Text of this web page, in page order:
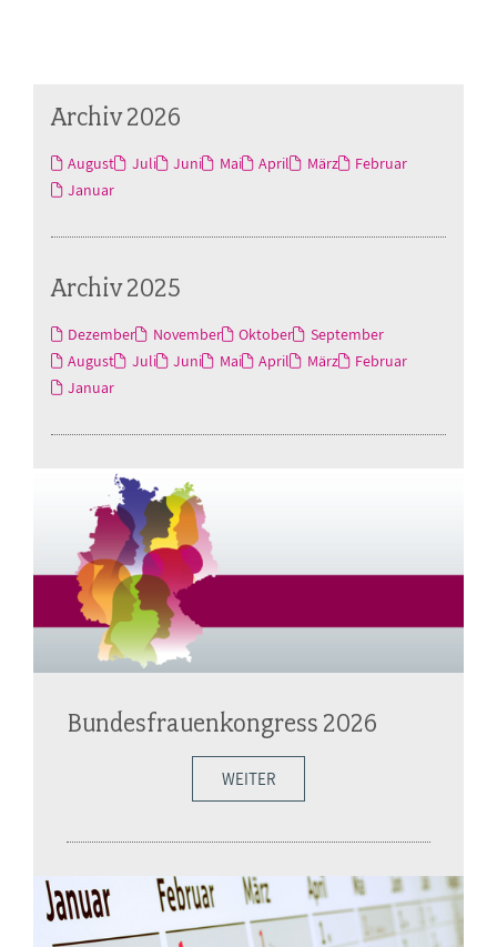
Archiv 2026
August Juli Juni Mai April März
Februar
Januar
Archiv 2025
Dezember November Oktober
September
August
Juli Juni Mai April März
Februar
Januar
Bundesfrauenkongress 2026
WEITER